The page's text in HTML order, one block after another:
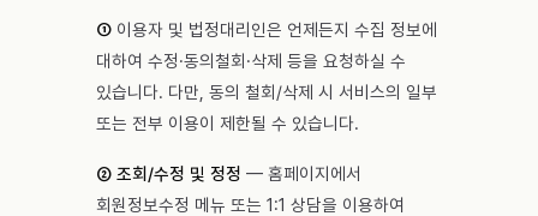
① 이용자 및 법정대리인은 언제든지 수집 정보에
대하여 수정·동의철회·삭제 등을 요청하실 수
있습니다. 다만, 동의 철회/삭제 시 서비스의 일부
또는 전부 이용이 제한될 수 있습니다.
② 조회/수정 및 정정 — 홈페이지에서
회원정보수정 메뉴 또는 1:1 상담을 이용하여